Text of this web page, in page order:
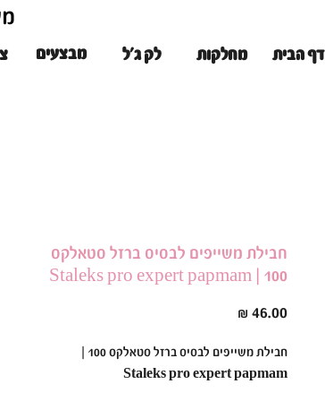
מבצעים לק ג'ל מחלקות דף הבית
חבילת משייפים לבסיס ברזל סטאלקס
100 | Staleks pro expert papmam
Staleks pro expert papmam